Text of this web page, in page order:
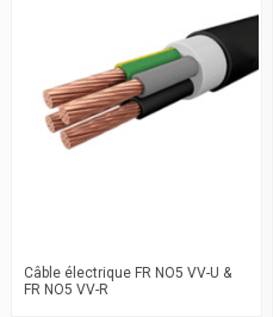
Câble électrique FR NO5 VV-U &
FR NO5 VV-R